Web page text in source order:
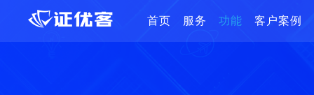
首页 服务 功能 客户案例